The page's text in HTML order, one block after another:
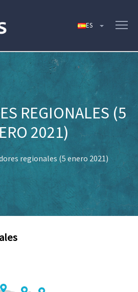
REGIONALES (5
2021)
regionales (5 enero 2021)